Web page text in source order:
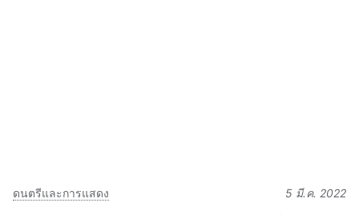
ดนตรีและการแสดง 5 มี.ค. 2022